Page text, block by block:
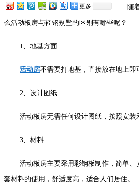
更多 随
么活动板房与轻钢别墅的区别有哪些呢？
1、地基方面
活动房不需要打地基，直接放在地上即
2、设计图纸
活动板房无需任何设计图纸，按照安
3、材料
活动板房主要采用彩钢板制作，简单
套材料的使用，舒适度高，适合人们居住。